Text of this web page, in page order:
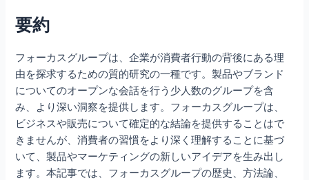
要約
フォーカスグループは、企業が消費者行動の背後にある理
由を探求するための質的研究の一種です。製品やブランド
についてのオープンな会話を行う少人数のグループを含
み、より深い洞察を提供します。フォーカスグループは、
ビジネスや販売について確定的な結論を提供することはで
きませんが、消費者の習慣をより深く理解することに基づ
いて、製品やマーケティングの新しいアイデアを生み出し
ます。本記事では、フォーカスグループの歴史、方法論、